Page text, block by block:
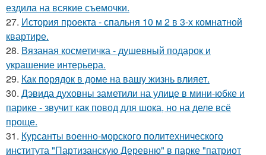
ездила на всякие съемочки.
27. История проекта - спальня 10 м 2 в 3-х комнатной
квартире.
28. Вязаная косметичка - душевный подарок и
украшение интерьера.
29. Как порядок в доме на вашу жизнь влияет.
30. Дэвида духовны заметили на улице в мини-юбке и
парике - звучит как повод для шока, но на деле всё
проще.
31. Курсанты военно-морского политехнического
института "Партизанскую Деревню" в парке "патриот